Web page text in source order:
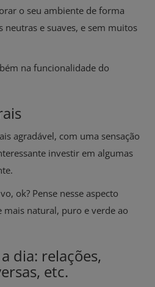
o seu ambiente de forma
neutras e suaves, e sem muitos
na funcionalidade do
agradável, com uma sensação
investir em algumas
ok? Pense nesse aspecto
natural, puro e verde ao
dia: relações,
etc.